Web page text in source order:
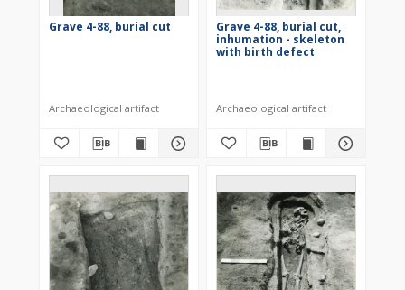
Grave 4-88, burial cut
Archaeological artifact
Grave 4-88, burial cut,
inhumation - skeleton
with birth defect
Archaeological artifact